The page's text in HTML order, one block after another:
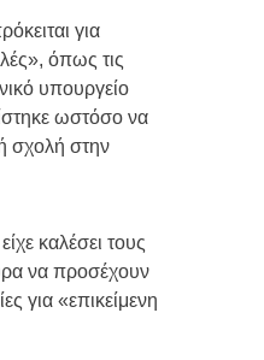
για
όπως τις
υπουργείο
ωστόσο να
σχολή στην
καλέσει τους
να προσέχουν
για «επικείμενη